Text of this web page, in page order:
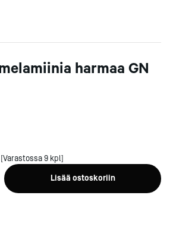
harmaa GN
9 kpl]
Lisää ostoskoriin